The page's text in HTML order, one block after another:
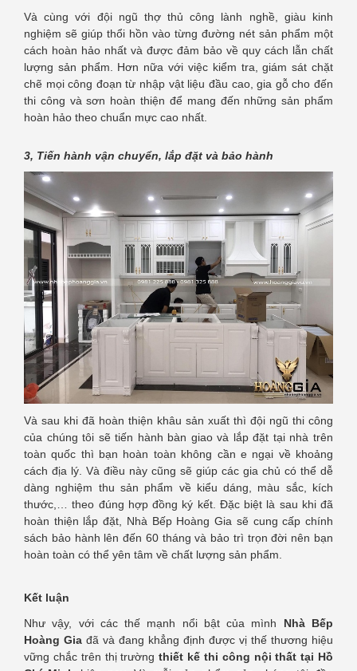
Và cùng với đội ngũ thợ thủ công lành nghề, giàu kinh
nghiệm sẽ giúp thổi hồn vào từng đường nét sản phẩm một
cách hoàn hảo nhất và được đảm bảo về quy cách lẫn chất
lượng sản phẩm. Hơn nữa với việc kiểm tra, giám sát chặt
chẽ mọi công đoạn từ nhập vật liệu đầu cao, gia gỗ cho đến
thi công và sơn hoàn thiện để mang đến những sản phẩm
hoàn hảo theo chuẩn mực cao nhất.
3, Tiến hành vận chuyển, lắp đặt và bảo hành
Và sau khi đã hoàn thiện khâu sản xuất thì đội ngũ thi công
của chúng tôi sẽ tiến hành bàn giao và lắp đặt tại nhà trên
toàn quốc thì bạn hoàn toàn không cần e ngại về khoảng
cách địa lý. Và điều này cũng sẽ giúp các gia chủ có thể dễ
dàng nghiệm thu sản phẩm về kiểu dáng, màu sắc, kích
thước,… theo đúng hợp đồng ký kết. Đặc biệt là sau khi đã
hoàn thiện lắp đặt, Nhà Bếp Hoàng Gia sẽ cung cấp chính
sách bảo hành lên đến 60 tháng và bảo trì trọn đời nên bạn
hoàn toàn có thể yên tâm về chất lượng sản phẩm.
Kết luận
Như vậy, với các thế mạnh nổi bật của mình Nhà Bếp
Hoàng Gia đã và đang khẳng định được vị thế thương hiệu
vững chắc trên thị trườngthiết kế thi công nội thất tại Hồ